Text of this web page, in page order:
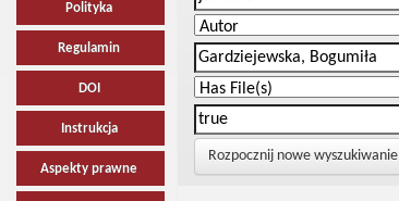
Polityka
Regulamin
DOI
Instrukcja
Aspekty prawne
Rozpocznij nowe wyszukiwanie